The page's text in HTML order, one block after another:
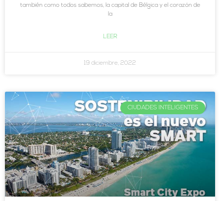
también como todos sabemos, la capital de Bélgica y el corazón de
la
LEER
19 diciembre, 2022
CIUDADES INTELIGENTES